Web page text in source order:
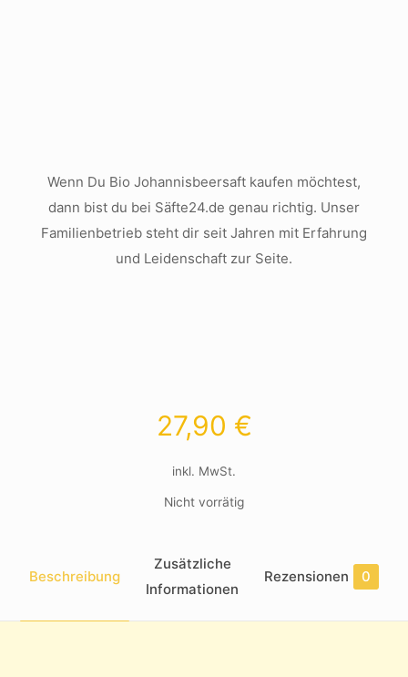
Wenn Du Bio Johannisbeersaft kaufen möchtest,
dann bist du bei Säfte24.de genau richtig. Unser
Familienbetrieb steht dir seit Jahren mit Erfahrung
und Leidenschaft zur Seite.
27,90 €
inkl. MwSt.
Nicht vorrätig
Beschreibung
Zusätzliche
Informationen
Rezensionen 0